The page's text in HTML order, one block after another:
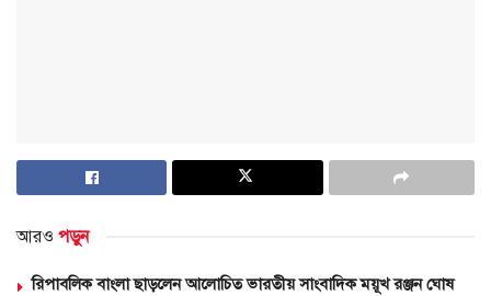
আরও পড়ুন
রিপাবলিক বাংলা ছাড়লেন আলোচিত ভারতীয় সাংবাদিক ময়ূখ রঞ্জন ঘোষ